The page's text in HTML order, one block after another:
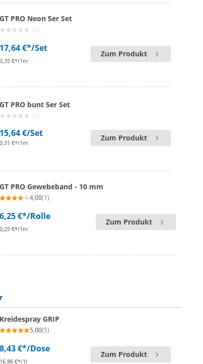
GT PRO Neon 5er Set
(0)
17,64 €*/Set
0,35 €*/1m
Zum Produkt
GT PRO bunt 5er Set
(0)
15,64 €/Set
0,31 €*/1m
Zum Produkt
GT PRO Gewebeband - 10 mm
4,00(1)
6,25 €*/Rolle
0,25 €*/1m
Zum Produkt
Kreidespray GRIP
5,00(5)
8,43 €*/Dose
16,86 €*/1l
Zum Produkt